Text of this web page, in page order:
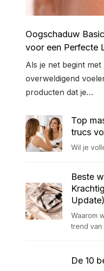
Oogschaduw
voor een Perfecte
Als je net begint
overweldigend
producten dat je…
Top
trucs
Wil je
Beste
Update)
Waarom
trend
De 10